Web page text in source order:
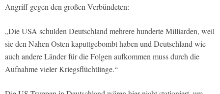
Angriff gegen den großen Verbündeten:
„Die USA schulden Deutschland mehrere hunderte Milliarden, weil
sie den Nahen Osten kaputtgebombt haben und Deutschland wie
auch andere Länder für die Folgen aufkommen muss durch die
Aufnahme vieler Kriegsflüchtlinge.“